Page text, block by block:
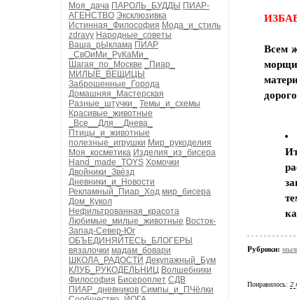
Моя_дача ПАРОЛЬ_БУДДЫ ПИАР-
АГЕНСТВО Эксклюзивка
Истинная_Философия Мода_и_стиль
zdravy Народные_советы
Ваша_рЫклама ПИАР
_СвОиМи_РуКаМи_
Шагая_по_Москве
_Пиар_
МИЛЫЕ_ВЕЩИЦЫ
Заброшенные_Города
Домашняя_Мастерская
Разные_штучки_
Темы_и_схемы
Красивые_животные
_Все__Для__Днева_
Птицы_и_животные
полезные_игрушки Мир_рукоделия
Моя_косметика Изделия_из_бисера
Hand_made_TOYS Хомочки
Двойники_Звёзд
Дневники_и_Новости
Рекламный_Пиар_Ход мир_бисера
Дом_Кукол
Нефильтрованная_красота
Любимые_милые_животные Восток-
Запад-Север-Юг
ОБЪЕДИНЯЙТЕСЬ_БЛОГЕРЫ
вязалочки мадам_бовари
ШКОЛА_РАДОСТИ Декупажный_Бум
КЛУБ_РУКОДЕЛЬНИЦ Волшебники
Философия Бисероплет СДВ
ПИАР_дневников Симпы_и_ПЧёлки
Всем
Рубрики:
Понравилось: 2